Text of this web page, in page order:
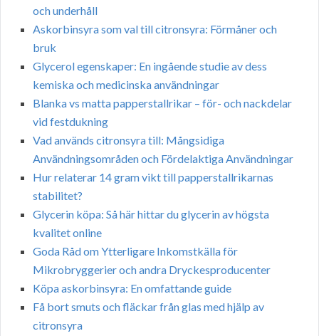
och underhåll
Askorbinsyra som val till citronsyra: Förmåner och
bruk
Glycerol egenskaper: En ingående studie av dess
kemiska och medicinska användningar
Blanka vs matta papperstallrikar – för- och nackdelar
vid festdukning
Vad används citronsyra till: Mångsidiga
Användningsområden och Fördelaktiga Användningar
Hur relaterar 14 gram vikt till papperstallrikarnas
stabilitet?
Glycerin köpa: Så här hittar du glycerin av högsta
kvalitet online
Goda Råd om Ytterligare Inkomstkälla för
Mikrobryggerier och andra Dryckesproducenter
Köpa askorbinsyra: En omfattande guide
Få bort smuts och fläckar från glas med hjälp av
citronsyra